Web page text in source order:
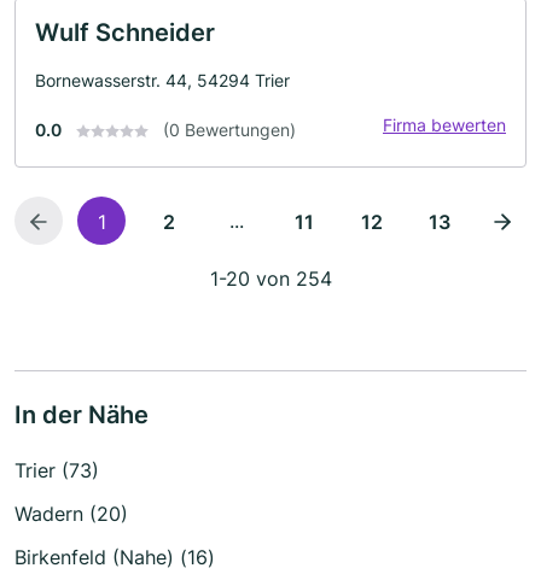
Wulf Schneider
Bornewasserstr. 44, 54294 Trier
0.0 (0 Bewertungen) Firma bewerten
1 2 ... 11 12 13
1-20 von 254
In der Nähe
Trier (73)
Wadern (20)
Birkenfeld (Nahe) (16)